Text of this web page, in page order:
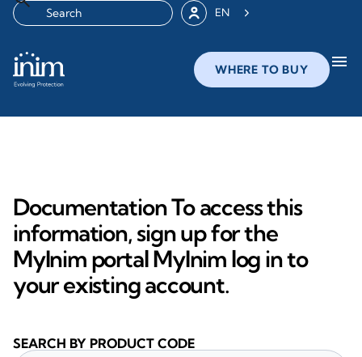
EN
WHERE TO BUY menu
Documentation To access this
information, sign up for the
MyInim portal MyInim log in to
your existing account.
SEARCH BY PRODUCT CODE